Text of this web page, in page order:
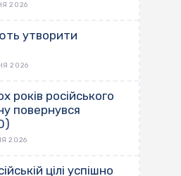
2026
утворити
2026
років російського
повернувся
2026
цілі успішно